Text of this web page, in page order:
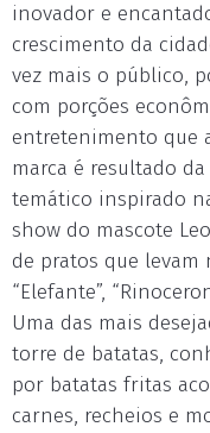
inovador e
crescimento da
vez mais o público,
com porções
entretenimento que
marca é resultado
temático inspirado
show do mascote
de pratos que levam
“Elefante”,
Uma das mais
torre de batatas,
por batatas fritas
carnes, recheios e